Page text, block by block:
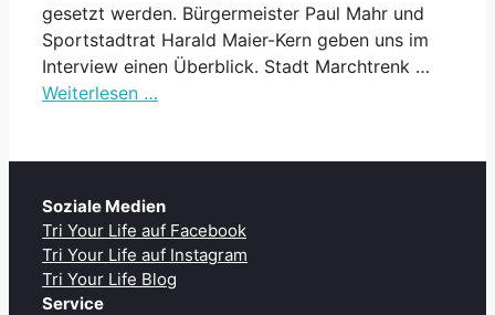
gesetzt werden. Bürgermeister Paul Mahr und
Sportstadtrat Harald Maier-Kern geben uns im
Interview einen Überblick. Stadt Marchtrenk …
Weiterlesen …
Soziale Medien
Tri Your Life auf Facebook
Tri Your Life auf Instagram
Tri Your Life Blog
Service